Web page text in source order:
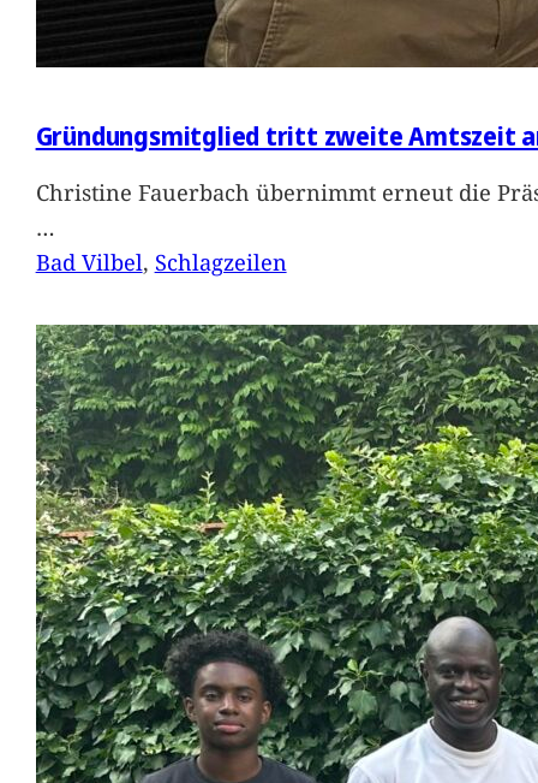
Gründungsmitglied tritt zweite Amtszeit
Christine Fauerbach übernimmt erneut die
…
Bad Vilbel, Schlagzeilen